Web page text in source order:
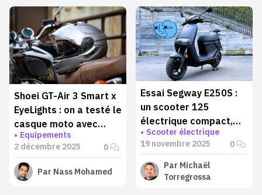
Shoei GT-Air 3 Smart x
EyeLights : on a testé le
casque moto avec
affichage tête haute en
avant-première !
Equipements
2 décembre 2025
0
Par Nass Mohamed
Essai Segway E250S :
un scooter 125
électrique compact,
connecté… et
étonnamment sérieux
Scooter électrique
19 novembre 2025
0
Par Michaël
Torregrossa